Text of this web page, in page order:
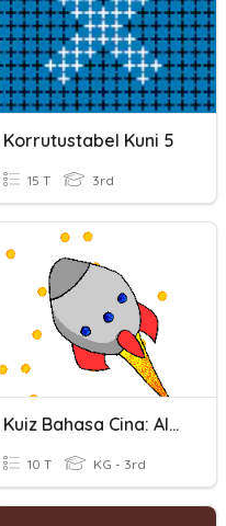
Korrutustabel Kuni 5
15 T 3rd
Kuiz Bahasa Cina: Alat Pengangkutan
10 T KG - 3rd